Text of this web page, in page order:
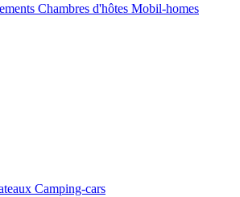
Chambres d'hôtes Mobil-homes
Camping-cars